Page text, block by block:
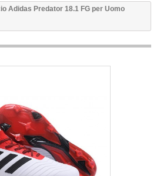
Adidas Predator 18.1 FG per Uomo